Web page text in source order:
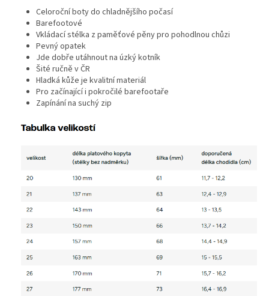
Celoroční boty do chladnějšího počasí
Barefootové
Vkládací stélka z paměťové pěny pro pohodlnou chůzi
Pevný opatek
Jde dobře utáhnout na úzký kotník
Šité ručně v ČR
Hladká kůže je kvalitní materiál
Pro začínající i pokročilé barefootaře
Zapínání na suchý zip